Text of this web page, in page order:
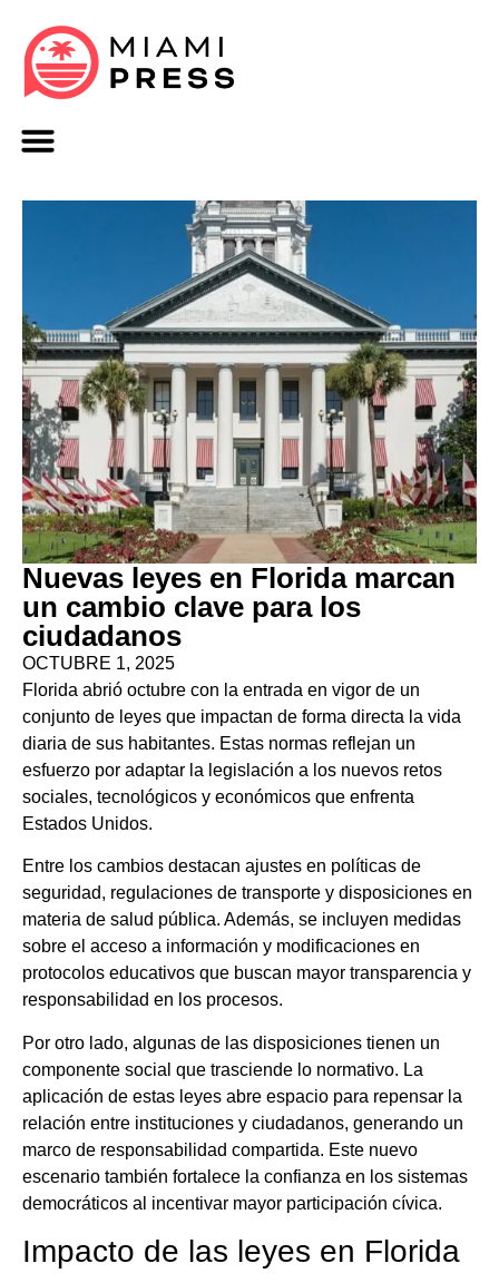
Nuevas leyes en Florida marcan
un cambio clave para los
ciudadanos
OCTUBRE 1, 2025
Florida abrió octubre con la entrada en vigor de un
conjunto de leyes que impactan de forma directa la vida
diaria de sus habitantes. Estas normas reflejan un
esfuerzo por adaptar la legislación a los nuevos retos
sociales, tecnológicos y económicos que enfrenta
Estados Unidos.
Entre los cambios destacan ajustes en políticas de
seguridad, regulaciones de transporte y disposiciones en
materia de salud pública. Además, se incluyen medidas
sobre el acceso a información y modificaciones en
protocolos educativos que buscan mayor transparencia y
responsabilidad en los procesos.
Por otro lado, algunas de las disposiciones tienen un
componente social que trasciende lo normativo. La
aplicación de estas leyes abre espacio para repensar la
relación entre instituciones y ciudadanos, generando un
marco de responsabilidad compartida. Este nuevo
escenario también fortalece la confianza en los sistemas
democráticos al incentivar mayor participación cívica.
Impacto de las leyes en Florida